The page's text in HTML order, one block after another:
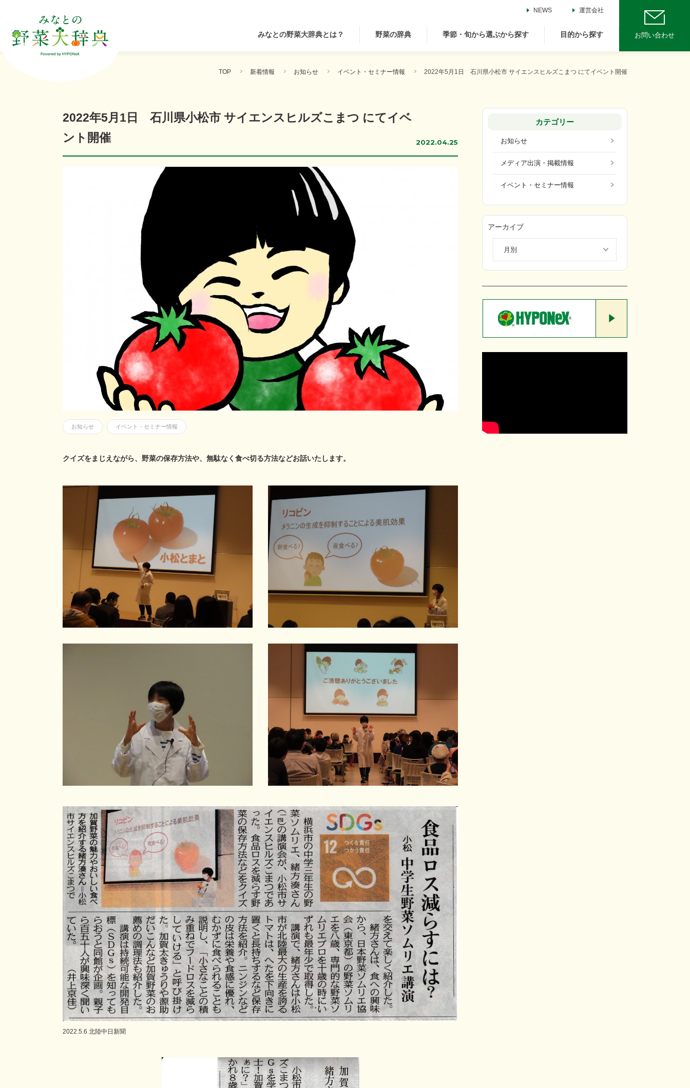
NEWS 運営会社
みなとの野菜大辞典とは？ 野菜の辞典 季節・旬から選ぶから探す 目的から探す お問い合わせ
TOP 新着情報 お知らせ イベント・セミナー情報 2022年5月1日 石川県小松市 サイエンスヒルズこまつ にてイベント開催
2022年5月1日 石川県小松市 サイエンスヒルズこまつ にてイベ
ント開催
2022.04.25
お知らせ イベント・セミナー情報
クイズをまじえながら、野菜の保存方法や、無駄なく食べ切る方法などお話いたします。
2022.5.6 北陸中日新聞
カテゴリー
お知らせ
メディア出演・掲載情報
イベント・セミナー情報
アーカイブ